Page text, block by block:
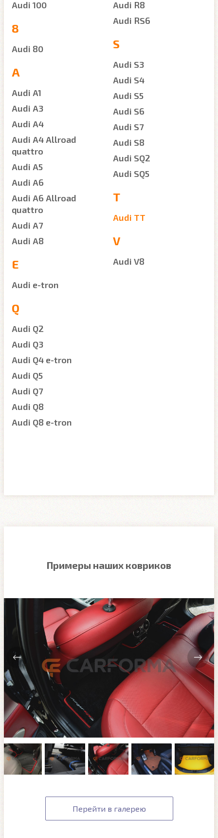
Audi 100
8
Audi 80
A
Audi A1
Audi A3
Audi A4
Audi A4 Allroad
quattro
Audi A5
Audi A6
Audi A6 Allroad
quattro
Audi A7
Audi A8
E
Audi e-tron
Q
Audi Q2
Audi Q3
Audi Q4 e-tron
Audi Q5
Audi Q7
Audi Q8
Audi Q8 e-tron
Audi R8
Audi RS6
S
Audi S3
Audi S4
Audi S5
Audi S6
Audi S7
Audi S8
Audi SQ2
Audi SQ5
T
Audi TT
V
Audi V8
Примеры наших ковриков
Перейти в галерею